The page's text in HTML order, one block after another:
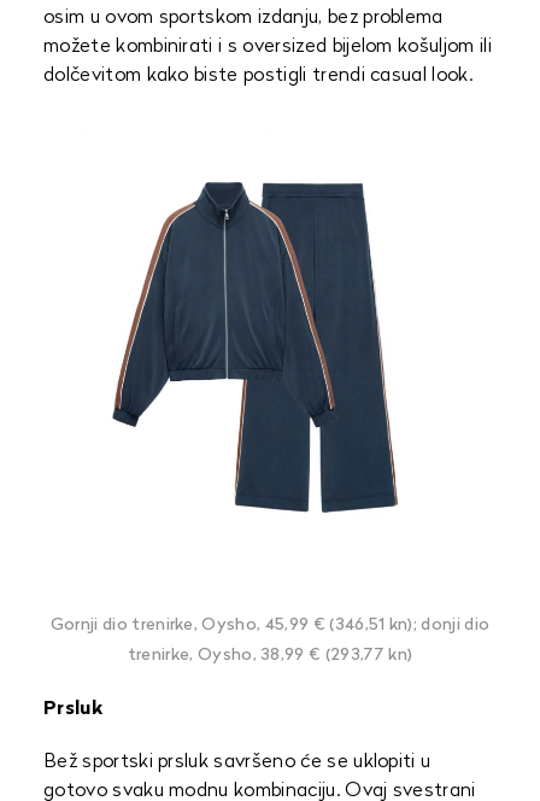
osim u ovom sportskom izdanju, bez problema
možete kombinirati i s oversized bijelom košuljom ili
dolčevitom kako biste postigli trendi casual look.
Gornji dio trenirke, Oysho, 45,99 € (346,51 kn); donji dio
trenirke, Oysho, 38,99 € (293,77 kn)
Prsluk
Bež sportski prsluk savršeno će se uklopiti u
gotovo svaku modnu kombinaciju. Ovaj svestrani